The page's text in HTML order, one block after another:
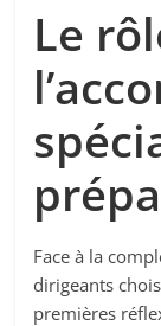
Le
Face à la
dirigeants
premières